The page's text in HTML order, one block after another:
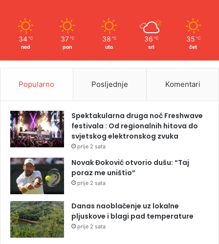
34 ℃
ned
37 ℃
pon
38 ℃
uto
36 ℃
sri
35 ℃
čet
Popularno Posljednje Komentari
Spektakularna druga noć Freshwave
festivala : Od regionalnih hitova do
svjetskog elektronskog zvuka
prije 2 sata
Novak Đoković otvorio dušu: “Taj
poraz me uništio”
prije 2 sata
Danas naoblačenje uz lokalne
pljuskove i blagi pad temperature
prije 2 sata